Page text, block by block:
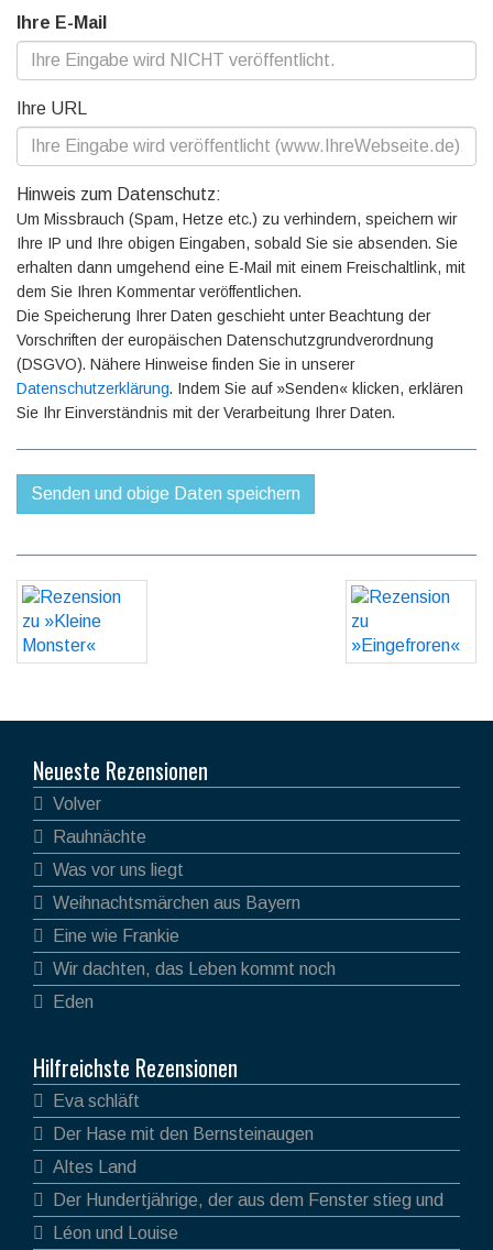
Ihre E-Mail
Ihre URL
Hinweis zum Datenschutz:
Um Missbrauch (Spam, Hetze etc.) zu verhindern, speichern wir
Ihre IP und Ihre obigen Eingaben, sobald Sie sie absenden. Sie
erhalten dann umgehend eine E-Mail mit einem Freischaltlink, mit
dem Sie Ihren Kommentar veröffentlichen.
Die Speicherung Ihrer Daten geschieht unter Beachtung der
Vorschriften der europäischen Datenschutzgrundverordnung
(DSGVO). Nähere Hinweise finden Sie in unserer
Datenschutzerklärung. Indem Sie auf »Senden« klicken, erklären
Sie Ihr Einverständnis mit der Verarbeitung Ihrer Daten.
Neueste Rezensionen
Volver
Rauhnächte
Was vor uns liegt
Weihnachtsmärchen aus Bayern
Eine wie Frankie
Wir dachten, das Leben kommt noch
Eden
Hilfreichste Rezensionen
Eva schläft
Der Hase mit den Bernsteinaugen
Altes Land
Der Hundertjährige, der aus dem Fenster stieg und
verschwand
Léon und Louise